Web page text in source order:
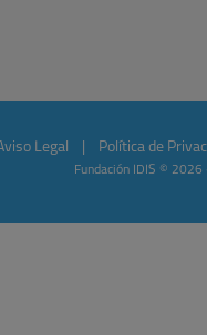
Legal Política de
Fundación IDIS © 2026